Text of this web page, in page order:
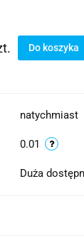
Do koszyka
natychmiast
0.01
Duża